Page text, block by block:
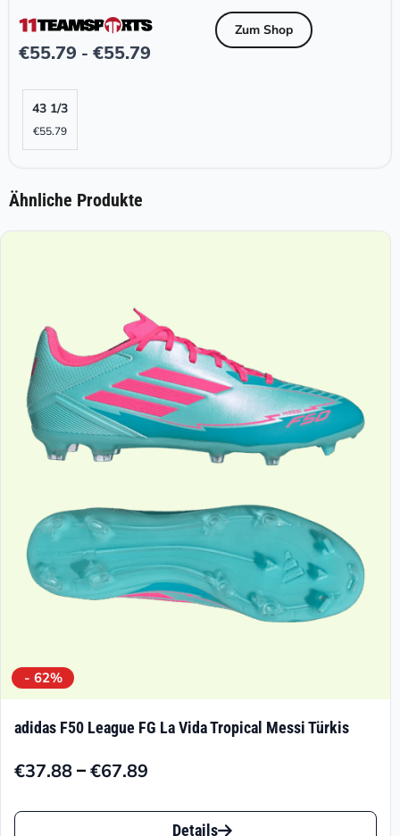
€55.79 - €55.79
Zum Shop
43 1/3
€55.79
Ähnliche Produkte
- 62%
adidas F50 League FG La Vida Tropical Messi Türkis
€37.88–€67.89
Preisspanne:
Dieses
Details